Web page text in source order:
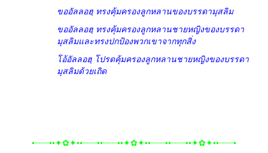
ขออัลลอฮฺ ทรงคุ้มครองลูกหลานของบรรดามุสลิม
ขออัลลอฮฺ ทรงคุ้มครองลูกหลานชายหญิงของบรรดา
มุสลิมและทรงปกป้องพวกเขาจากทุกสิ่ง
โอ้อัลลอฮฺ โปรดคุ้มครองลูกหลานชายหญิงของบรรดา
มุสลิมด้วยเถิด
•┈┈┈••✦✿✦••┈┈┈••┈┈┈••✦✿✦••┈┈┈••┈┈┈••✦✿✦••┈┈┈•